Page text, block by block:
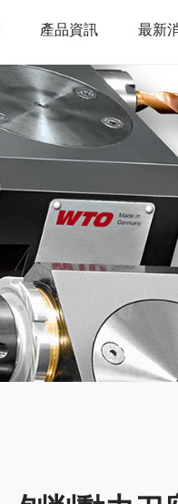
產品資訊 最新